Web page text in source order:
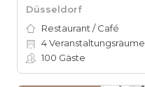
Düsseldorf
Restaurant / Café
4Veranstaltungsräume
100 Gäste